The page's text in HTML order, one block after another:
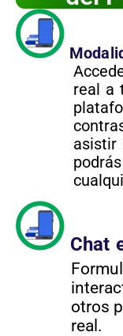
real a
asistir
Chat
otros
real.